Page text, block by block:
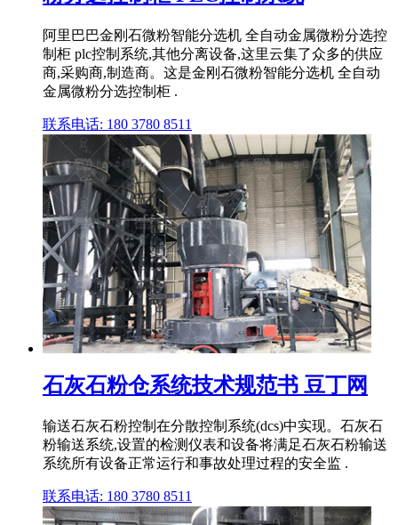
阿里巴巴金刚石微粉智能分选机 全自动金属微粉分选控
制柜 plc控制系统,其他分离设备,这里云集了众多的供应
商,采购商,制造商。这是金刚石微粉智能分选机 全自动
金属微粉分选控制柜 .
联系电话: 180 3780 8511
石灰石粉仓系统技术规范书 豆丁网
输送石灰石粉控制在分散控制系统(dcs)中实现。石灰石
粉输送系统,设置的检测仪表和设备将满足石灰石粉输送
系统所有设备正常运行和事故处理过程的安全监 .
联系电话: 180 3780 8511